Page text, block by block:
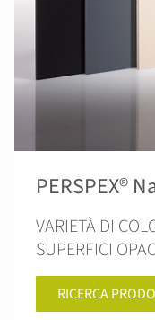
PERSPEX®
VARIETÀ DI
SUPERFICI
RICERCA